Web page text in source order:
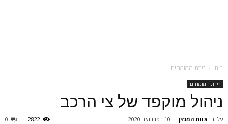
בית זירת המומחים
זירת המומחים
ניהול מוקפד של צי הרכב
על ידי צוות המגזין - 10 בפברואר 2020 0 2822